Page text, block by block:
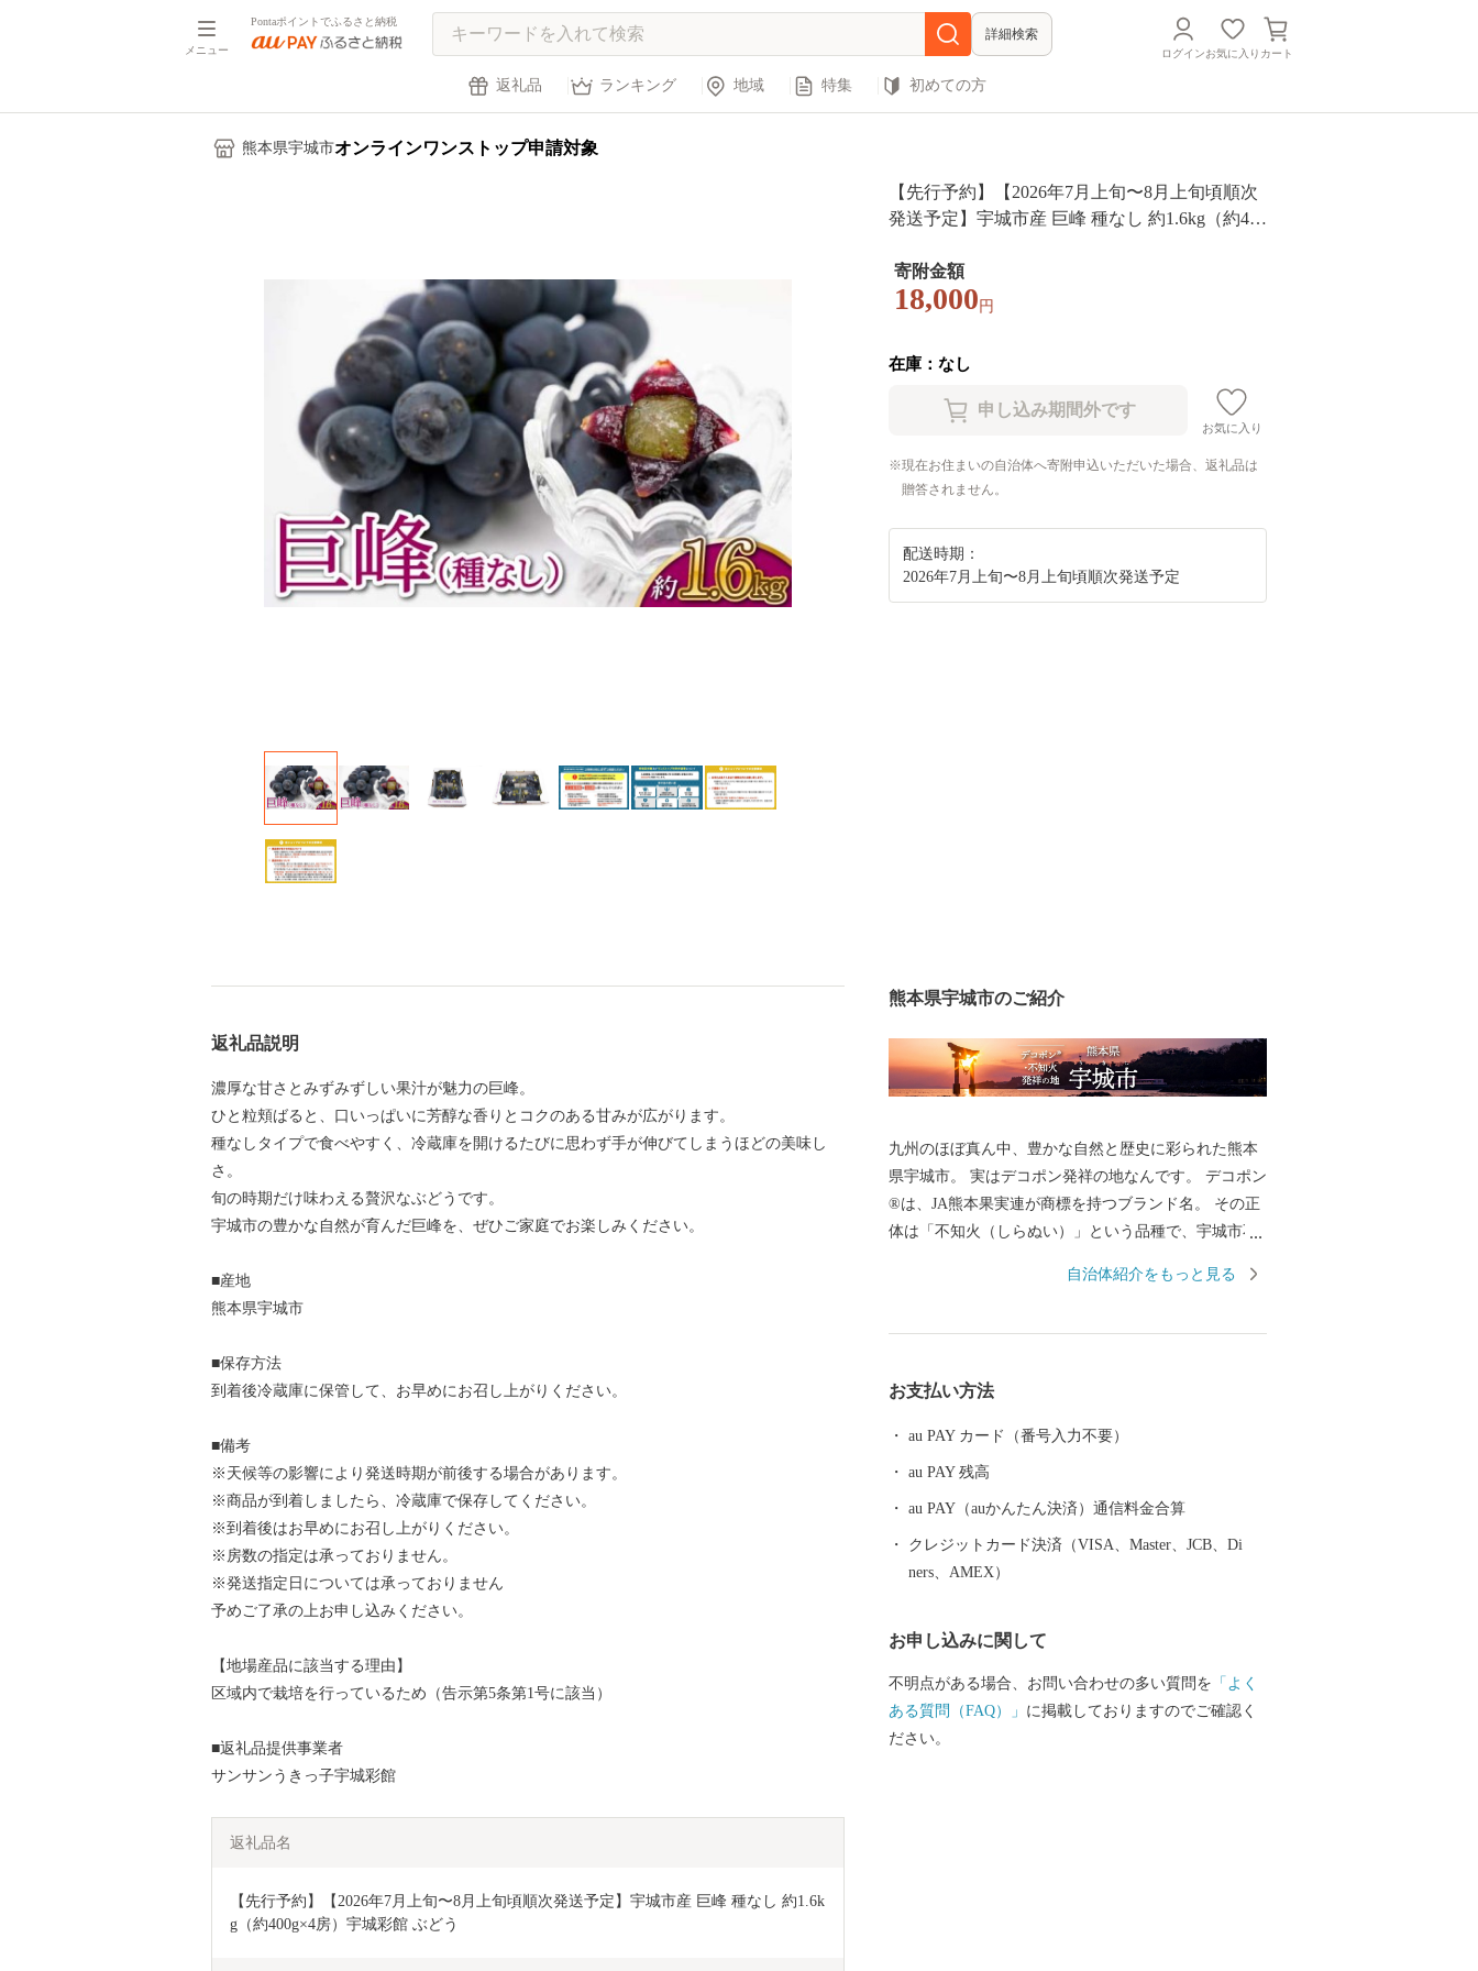
メニュー
Pontaポイントでふるさと納税
詳細検索
ログインお気に入り カート
返礼品 ランキング 地域 特集 初めての方
熊本県宇城市オンラインワンストップ申請対象
【先行予約】【2026年7月上旬〜8月上旬頃順次
発送予定】宇城市産 巨峰 種なし 約1.6kg（約400
寄附金額
18,000 円
在庫：なし
お気に入り
現在お住まいの自治体へ寄附申込いただいた場合、返礼品は
贈答されません。
配送時期：
2026年7月上旬〜8月上旬頃順次発送予定
返礼品説明
濃厚な甘さとみずみずしい果汁が魅力の巨峰。
ひと粒頬ばると、口いっぱいに芳醇な香りとコクのある甘みが広がります。
種なしタイプで食べやすく、冷蔵庫を開けるたびに思わず手が伸びてしまうほどの美味し
さ。
旬の時期だけ味わえる贅沢なぶどうです。
宇城市の豊かな自然が育んだ巨峰を、ぜひご家庭でお楽しみください。
■産地
熊本県宇城市
■保存方法
到着後冷蔵庫に保管して、お早めにお召し上がりください。
■備考
※天候等の影響により発送時期が前後する場合があります。
※商品が到着しましたら、冷蔵庫で保存してください。
※到着後はお早めにお召し上がりください。
※房数の指定は承っておりません。
※発送指定日については承っておりません
予めご了承の上お申し込みください。
【地場産品に該当する理由】
区域内で栽培を行っているため（告示第5条第1号に該当）
■返礼品提供事業者
サンサンうきっ子宇城彩館
返礼品名
【先行予約】【2026年7月上旬〜8月上旬頃順次発送予定】宇城市産 巨峰 種なし 約1.6k
g（約400g×4房）宇城彩館 ぶどう
熊本県宇城市のご紹介
九州のほぼ真ん中、豊かな自然と歴史に彩られた熊本
県宇城市。 実はデコポン発祥の地なんです。 デコポン
®は、JA熊本果実連が商標を持つブランド名。 その正
体は「不知火（しらぬい）」という品種で、宇城市不
けられました。 甘みと酸味の絶妙なバランス、そして
港（みすみにしこう）」は、明治期の港湾施設とし
て、世界文化遺産にも登録されています。 当時の姿が
の役割を終えた後もほぼ原型のまま残され、日本唯一
の湾港史跡となっています。 デコポン・不知火発祥の
地「宇城市」の特産品 ■ デコポン®・不知火 ■ みか
自治体紹介をもっと見る
お支払い方法
au PAY カード（番号入力不要）
au PAY 残高
au PAY（auかんたん決済）通信料金合算
クレジットカード決済（VISA、Master、JCB、Di
ners、AMEX）
お申し込みに関して
不明点がある場合、お問い合わせの多い質問を 「よく
ある質問（FAQ）」 に掲載しておりますのでご確認く
ださい。